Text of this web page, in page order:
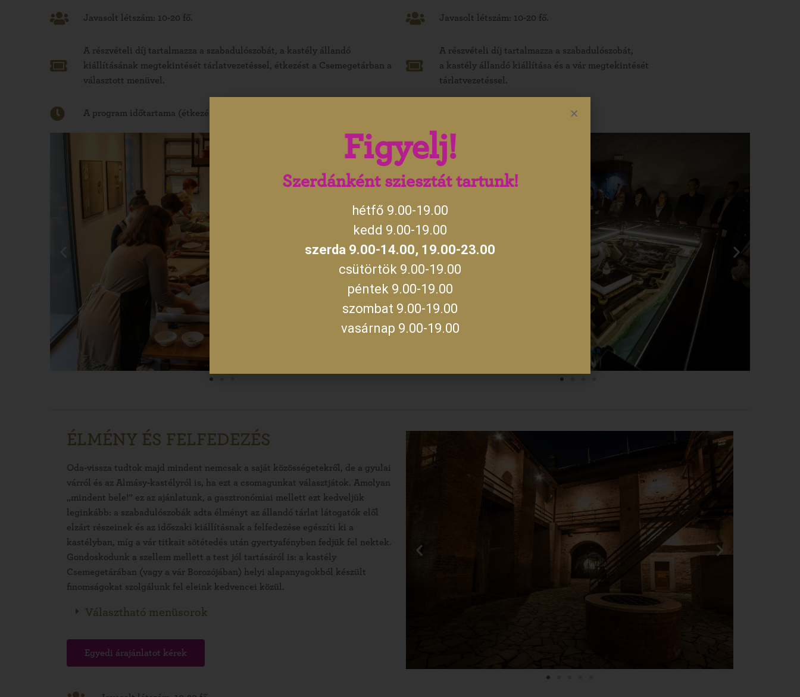
Javasolt létszám: 10-20 fő.
A részvételi díj tartalmazza a szabadulószobát, a kastély állandó
kiállításának megtekintését tárlatvezetéssel, étkezést a Csemegetárban a
választott menüvel.
A program időtartama (étkezéssel) kb. 3 óra.
Javasolt létszám: 10-20 fő.
A részvételi díj tartalmazza a szabadulószobát,
a kastély állandó kiállítása és a vár megtekintését
tárlatvezetéssel.
A program időtartama kb. 2,5 óra.
ÉLMÉNY ÉS FELFEDEZÉS
Oda-vissza tudtok majd mindent nemcsak a saját közösségetekről, de a gyulai
várról és az Almásy-kastélyról is, ha ezt a csomagunkat választjátok. Amolyan
„mindent bele!” ez az ajánlatunk, a gasztronómiai mellett ezt kedveljük
leginkább: a szabadulószobák adta élményt az állandó tárlat látogatók elől
elzárt részeinek és az időszaki kiállításnak a felfedezése egészíti ki a
kastélyban, míg a vár titkait sötétedés után gyertyafényben fedjük fel nektek.
Gondoskodunk a szellem mellett a test jól tartásáról is: a kastély
Csemegetárában (vagy a vár Borozójában) helyi alapanyagokból készült
finomságokat szolgálunk fel eleink kedvencei közül.
Választható menüsorok
Egyedi árajánlatot kérek
Figyelj!
Szerdánként sziesztát tartunk!
hétfő 9.00-19.00
kedd 9.00-19.00
szerda 9.00-14.00, 19.00-23.00
csütörtök 9.00-19.00
péntek 9.00-19.00
szombat 9.00-19.00
vasárnap 9.00-19.00